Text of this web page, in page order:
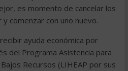
es momento de cancelar los
comenzar con uno nuevo.
ayuda económica por
del Programa Asistencia para
Recursos (LIHEAP por sus